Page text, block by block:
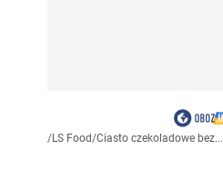
/LS Food/Ciasto czekoladowe bez...